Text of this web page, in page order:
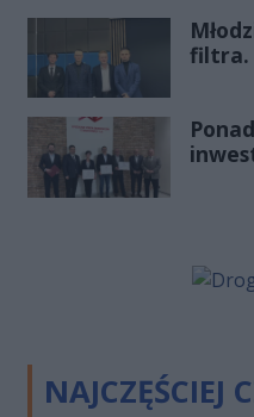
filtra.
NAJCZĘŚCIEJ